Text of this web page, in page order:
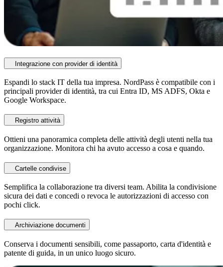
Integrazione con provider di identità
Espandi lo stack IT della tua impresa. NordPass è compatibile con i
principali provider di identità, tra cui Entra ID, MS ADFS, Okta e
Google Workspace.
Registro attività
Ottieni una panoramica completa delle attività degli utenti nella tua
organizzazione. Monitora chi ha avuto accesso a cosa e quando.
Cartelle condivise
Semplifica la collaborazione tra diversi team. Abilita la condivisione
sicura dei dati e concedi o revoca le autorizzazioni di accesso con
pochi click.
Archiviazione documenti
Conserva i documenti sensibili, come passaporto, carta d'identità e
patente di guida, in un unico luogo sicuro.